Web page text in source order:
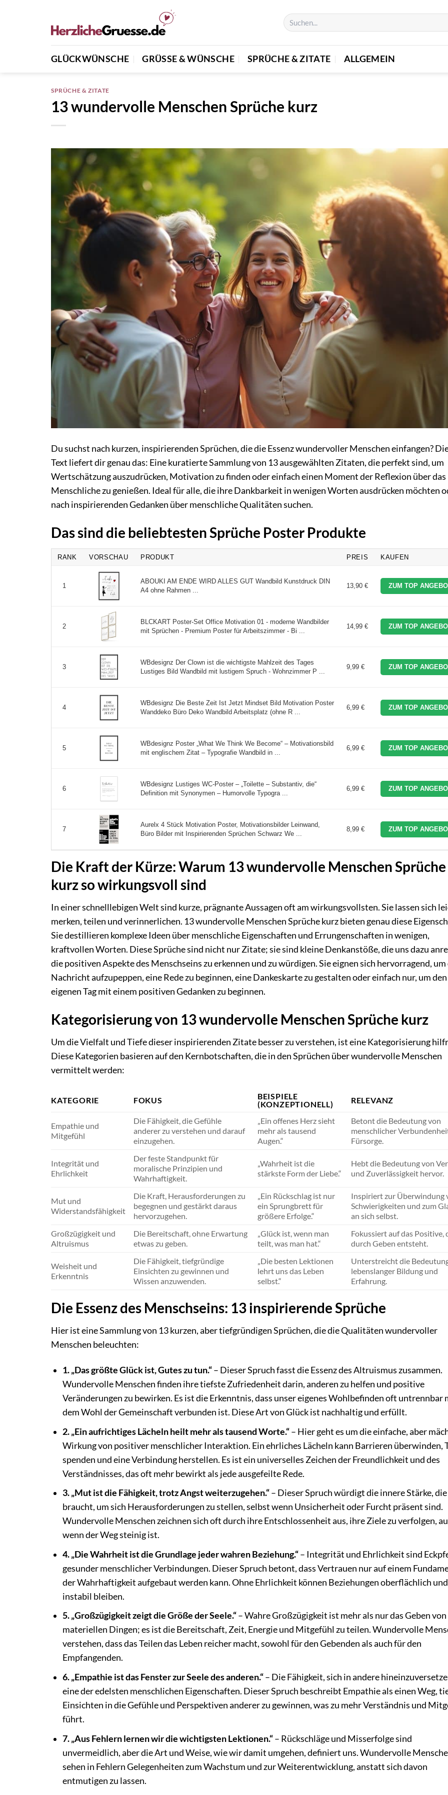
GLÜCKWÜNSCHE GRÜSSE & WÜNSCHE SPRÜCHE & ZITATE ALLGEMEIN
SPRÜCHE & ZITATE
13 wundervolle Menschen Sprüche kurz
Du suchst nach kurzen, inspirierenden Sprüchen, die die Essenz wundervoller Menschen einfangen?
Text liefert dir genau das: Eine kuratierte Sammlung von 13 ausgewählten Zitaten, die perfekt sind, um
Wertschätzung auszudrücken, Motivation zu finden oder einfach einen Moment der Reflexion über das
Menschliche zu genießen. Ideal für alle, die ihre Dankbarkeit in wenigen Worten ausdrücken möchten
nach inspirierenden Gedanken über menschliche Qualitäten suchen.
Das sind die beliebtesten Sprüche Poster Produkte
RANK VORSCHAU PRODUKT PREIS KAUFEN
1
ABOUKI AM ENDE WIRD ALLES GUT Wandbild Kunstdruck DIN
A4 ohne Rahmen ...
13,90 € ZUM TOP
2
BLCKART Poster-Set Office Motivation 01 - moderne Wandbilder
mit Sprüchen - Premium Poster für Arbeitszimmer - Bi ...
14,99 € ZUM TOP
3
WBdesignz Der Clown ist die wichtigste Mahlzeit des Tages
Lustiges Bild Wandbild mit lustigem Spruch - Wohnzimmer P ...
9,99 € ZUM TOP
4
WBdesignz Die Beste Zeit Ist Jetzt Mindset Bild Motivation Poster
Wanddeko Büro Deko Wandbild Arbeitsplatz (ohne R ...
6,99 € ZUM TOP
5
WBdesignz Poster „What We Think We Become“ – Motivationsbild
mit englischem Zitat – Typografie Wandbild in ...
6,99 € ZUM TOP
6
WBdesignz Lustiges WC-Poster – „Toilette – Substantiv, die“
Definition mit Synonymen – Humorvolle Typogra ...
6,99 € ZUM TOP
7
Aurelx 4 Stück Motivation Poster, Motivationsbilder Leinwand,
Büro Bilder mit Inspirierenden Sprüchen Schwarz We ...
8,99 € ZUM TOP
Die Kraft der Kürze: Warum 13 wundervolle Menschen Sprüche
kurz so wirkungsvoll sind
In einer schnelllebigen Welt sind kurze, prägnante Aussagen oft am wirkungsvollsten. Sie lassen sich
merken, teilen und verinnerlichen. 13 wundervolle Menschen Sprüche kurz bieten genau diese
Sie destillieren komplexe Ideen über menschliche Eigenschaften und Errungenschaften in wenigen,
kraftvollen Worten. Diese Sprüche sind nicht nur Zitate; sie sind kleine Denkanstöße, die uns dazu
die positiven Aspekte des Menschseins zu erkennen und zu würdigen. Sie eignen sich hervorragend, um
Nachricht aufzupeppen, eine Rede zu beginnen, eine Dankeskarte zu gestalten oder einfach nur, um den
eigenen Tag mit einem positiven Gedanken zu beginnen.
Kategorisierung von 13 wundervolle Menschen Sprüche kurz
Um die Vielfalt und Tiefe dieser inspirierenden Zitate besser zu verstehen, ist eine Kategorisierung
Diese Kategorien basieren auf den Kernbotschaften, die in den Sprüchen über wundervolle Menschen
vermittelt werden:
KATEGORIE FOKUS
BEISPIELE
(KONZEPTIONELL)
RELEVANZ
Empathie und
Mitgefühl
Die Fähigkeit, die Gefühle
anderer zu verstehen und darauf
einzugehen.
„Ein offenes Herz sieht
mehr als tausend
Augen.“
Betont die Bedeutung von
menschlicher
Fürsorge.
Integrität und
Ehrlichkeit
Der feste Standpunkt für
moralische Prinzipien und
Wahrhaftigkeit.
„Wahrheit ist die
stärkste Form der Liebe.“
Hebt die Bedeutung von
und Zuverlässigkeit hervor.
Mut und
Widerstandsfähigkeit
Die Kraft, Herausforderungen zu
begegnen und gestärkt daraus
hervorzugehen.
„Ein Rückschlag ist nur
ein Sprungbrett für
größere Erfolge.“
Inspiriert zur Überwindung
Schwierigkeiten und zum
an sich selbst.
Großzügigkeit und
Altruismus
Die Bereitschaft, ohne Erwartung
etwas zu geben.
„Glück ist, wenn man
teilt, was man hat.“
Fokussiert auf das Positive,
durch Geben entsteht.
Weisheit und
Erkenntnis
Die Fähigkeit, tiefgründige
Einsichten zu gewinnen und
Wissen anzuwenden.
„Die besten Lektionen
lehrt uns das Leben
selbst.“
Unterstreicht die
lebenslanger Bildung und
Erfahrung.
Die Essenz des Menschseins: 13 inspirierende Sprüche
Hier ist eine Sammlung von 13 kurzen, aber tiefgründigen Sprüchen, die die Qualitäten wundervoller
Menschen beleuchten:
1. „Das größte Glück ist, Gutes zu tun.“– Dieser Spruch fasst die Essenz des Altruismus zusammen.
Wundervolle Menschen finden ihre tiefste Zufriedenheit darin, anderen zu helfen und positive
Veränderungen zu bewirken. Es ist die Erkenntnis, dass unser eigenes Wohlbefinden oft untrennbar
dem Wohl der Gemeinschaft verbunden ist. Diese Art von Glück ist nachhaltig und erfüllt.
2. „Ein aufrichtiges Lächeln heilt mehr als tausend Worte.“– Hier geht es um die einfache, aber
Wirkung von positiver menschlicher Interaktion. Ein ehrliches Lächeln kann Barrieren überwinden,
spenden und eine Verbindung herstellen. Es ist ein universelles Zeichen der Freundlichkeit und des
Verständnisses, das oft mehr bewirkt als jede ausgefeilte Rede.
3. „Mut ist die Fähigkeit, trotz Angst weiterzugehen.“– Dieser Spruch würdigt die innere Stärke, die
braucht, um sich Herausforderungen zu stellen, selbst wenn Unsicherheit oder Furcht präsent sind.
Wundervolle Menschen zeichnen sich oft durch ihre Entschlossenheit aus, ihre Ziele zu verfolgen,
wenn der Weg steinig ist.
4. „Die Wahrheit ist die Grundlage jeder wahren Beziehung.“– Integrität und Ehrlichkeit sind
gesunder menschlicher Verbindungen. Dieser Spruch betont, dass Vertrauen nur auf einem
der Wahrhaftigkeit aufgebaut werden kann. Ohne Ehrlichkeit können Beziehungen oberflächlich und
instabil bleiben.
5. „Großzügigkeit zeigt die Größe der Seele.“– Wahre Großzügigkeit ist mehr als nur das Geben von
materiellen Dingen; es ist die Bereitschaft, Zeit, Energie und Mitgefühl zu teilen. Wundervolle
verstehen, dass das Teilen das Leben reicher macht, sowohl für den Gebenden als auch für den
Empfangenden.
6. „Empathie ist das Fenster zur Seele des anderen.“– Die Fähigkeit, sich in andere
eine der edelsten menschlichen Eigenschaften. Dieser Spruch beschreibt Empathie als einen Weg,
Einsichten in die Gefühle und Perspektiven anderer zu gewinnen, was zu mehr Verständnis und
führt.
7. „Aus Fehlern lernen wir die wichtigsten Lektionen.“– Rückschläge und Misserfolge sind
unvermeidlich, aber die Art und Weise, wie wir damit umgehen, definiert uns. Wundervolle
sehen in Fehlern Gelegenheiten zum Wachstum und zur Weiterentwicklung, anstatt sich davon
entmutigen zu lassen.